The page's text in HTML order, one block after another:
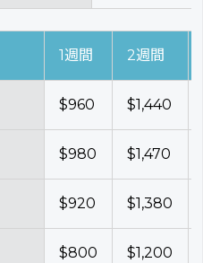
1週間 2週間
$960 $1,440
$980 $1,470
$920 $1,380
$800 $1,200